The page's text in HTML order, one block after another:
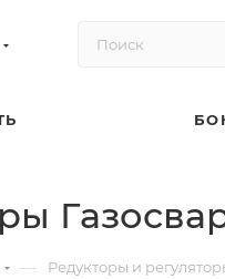
— Редукторы и